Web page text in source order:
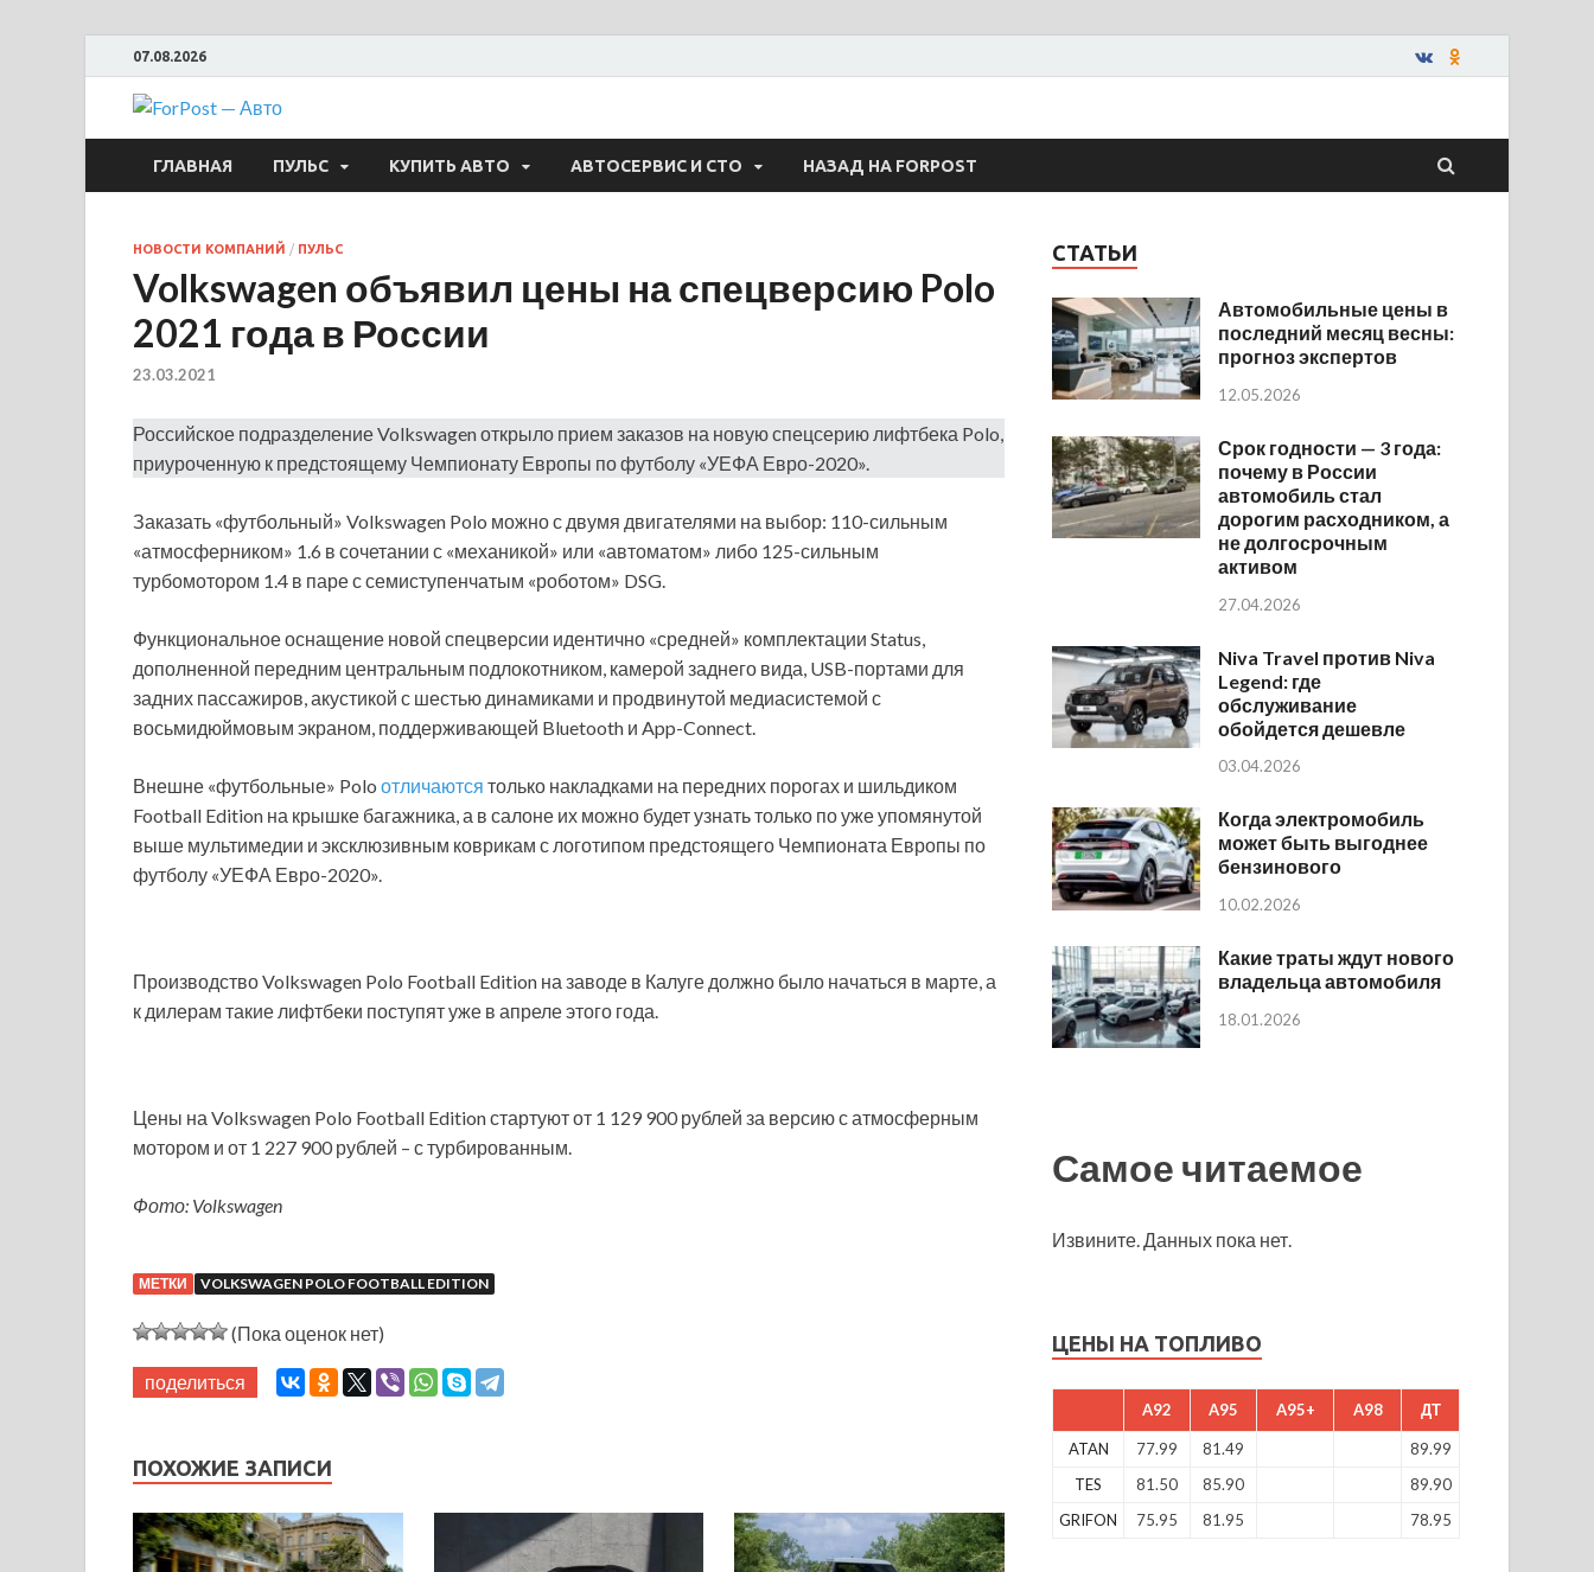
07.08.2026
ForPost — Авто
ГЛАВНАЯ ПУЛЬС КУПИТЬ АВТО АВТОСЕРВИС И СТО НАЗАД НА FORPOST
НОВОСТИ КОМПАНИЙ / ПУЛЬС
Volkswagen объявил цены на спецверсию Polo
2021 года в России
23.03.2021
Российское подразделение Volkswagen открыло прием заказов на новую спецсерию лифтбека Polo,
приуроченную к предстоящему Чемпионату Европы по футболу «УЕФА Евро-2020».
Заказать «футбольный» Volkswagen Polo можно с двумя двигателями на выбор: 110-сильным
«атмосферником» 1.6 в сочетании с «механикой» или «автоматом» либо 125-сильным
турбомотором 1.4 в паре с семиступенчатым «роботом» DSG.
Функциональное оснащение новой спецверсии идентично «средней» комплектации Status,
дополненной передним центральным подлокотником, камерой заднего вида, USB-портами для
задних пассажиров, акустикой с шестью динамиками и продвинутой медиасистемой с
восьмидюймовым экраном, поддерживающей Bluetooth и App-Connect.
Внешне «футбольные» Polo отличаются только накладками на передних порогах и шильдиком
Football Edition на крышке багажника, а в салоне их можно будет узнать только по уже упомянутой
выше мультимедии и эксклюзивным коврикам с логотипом предстоящего Чемпионата Европы по
футболу «УЕФА Евро-2020».
Производство Volkswagen Polo Football Edition на заводе в Калуге должно было начаться в марте, а
к дилерам такие лифтбеки поступят уже в апреле этого года.
Цены на Volkswagen Polo Football Edition стартуют от 1 129 900 рублей за версию с атмосферным
мотором и от 1 227 900 рублей – с турбированным.
Фото: Volkswagen
МЕТКИ VOLKSWAGEN POLO FOOTBALL EDITION
(Пока оценок нет)
поделиться
ПОХОЖИЕ ЗАПИСИ
СТАТЬИ
Автомобильные цены в
последний месяц весны:
прогноз экспертов
12.05.2026
Срок годности — 3 года:
почему в России
автомобиль стал
дорогим расходником, а
не долгосрочным
активом
27.04.2026
Niva Travel против Niva
Legend: где
обслуживание
обойдется дешевле
03.04.2026
Когда электромобиль
может быть выгоднее
бензинового
10.02.2026
Какие траты ждут нового
владельца автомобиля
18.01.2026
Самое читаемое
Извините. Данных пока нет.
ЦЕНЫ НА ТОПЛИВО
A92 A95 A95+ A98 ДТ
ATAN 77.99 81.49
89.99
TES
81.50 85.90
89.90
GRIFON
75.95 81.95 78.95